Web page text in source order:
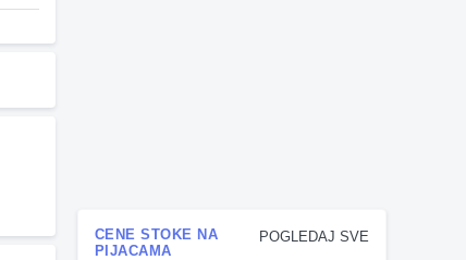
POGLEDAJ SVE
CENE STOKE NA
PIJACAMA